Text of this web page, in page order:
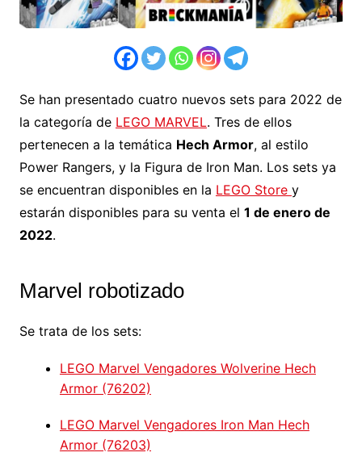
Se han presentado cuatro nuevos sets para 2022 de
la categoría de LEGO MARVEL. Tres de ellos
pertenecen a la temática Hech Armor, al estilo
Power Rangers, y la Figura de Iron Man. Los sets ya
se encuentran disponibles en la LEGO Store y
estarán disponibles para su venta el 1 de enero de
2022.
Marvel robotizado
Se trata de los sets:
LEGO Marvel Vengadores Wolverine Hech
Armor (76202)
LEGO Marvel Vengadores Iron Man Hech
Armor (76203)